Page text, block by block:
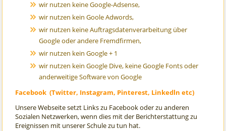
wir nutzen keine Google-Adsense,
wir nutzen kein Goole Adwords,
wir nutzen keine Auftragsdatenverarbeitung über
Google oder andere Fremdfirmen,
wir nutzen kein Google + 1
wir nutzen kein Google Dive, keine Google Fonts oder
anderweitige Software von Google
Facebook (Twitter, Instagram, Pinterest, Linkedln etc)
Unsere Webseite setzt Links zu Facebook oder zu anderen
Sozialen Netzwerken, wenn dies mit der Berichterstattung zu
Ereignissen mit unserer Schule zu tun hat.